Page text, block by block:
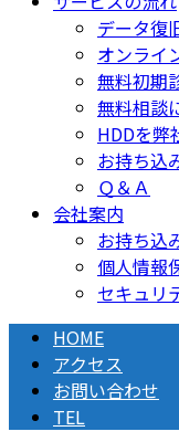
データ復
オンライ
無料初期
無料相談
HDDを弊
お持ち込
Ｑ＆Ａ
会社案内
お持ち込
個人情報
セキュリ
HOME
アクセス
お問い合わせ
TEL